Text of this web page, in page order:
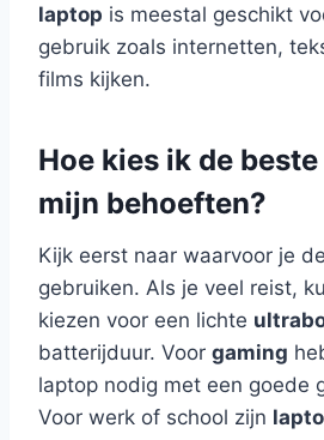
laptop is meestal geschikt
gebruik zoals internetten,
films kijken.
Hoe kies ik de
mijn behoeften?
Kijk eerst naar waarvoor je
gebruiken. Als je veel reist,
kiezen voor een lichte
batterijduur. Voor gaming
laptop nodig met een goede
Voor werk of school zijn